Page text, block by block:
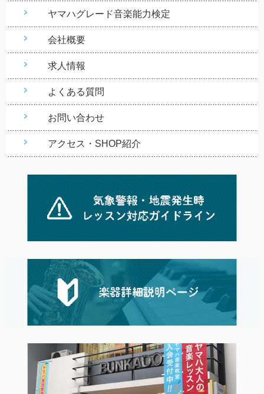
ヤマハグレード音楽能力検定
会社概要
求人情報
よくある質問
お問い合わせ
アクセス・SHOP紹介